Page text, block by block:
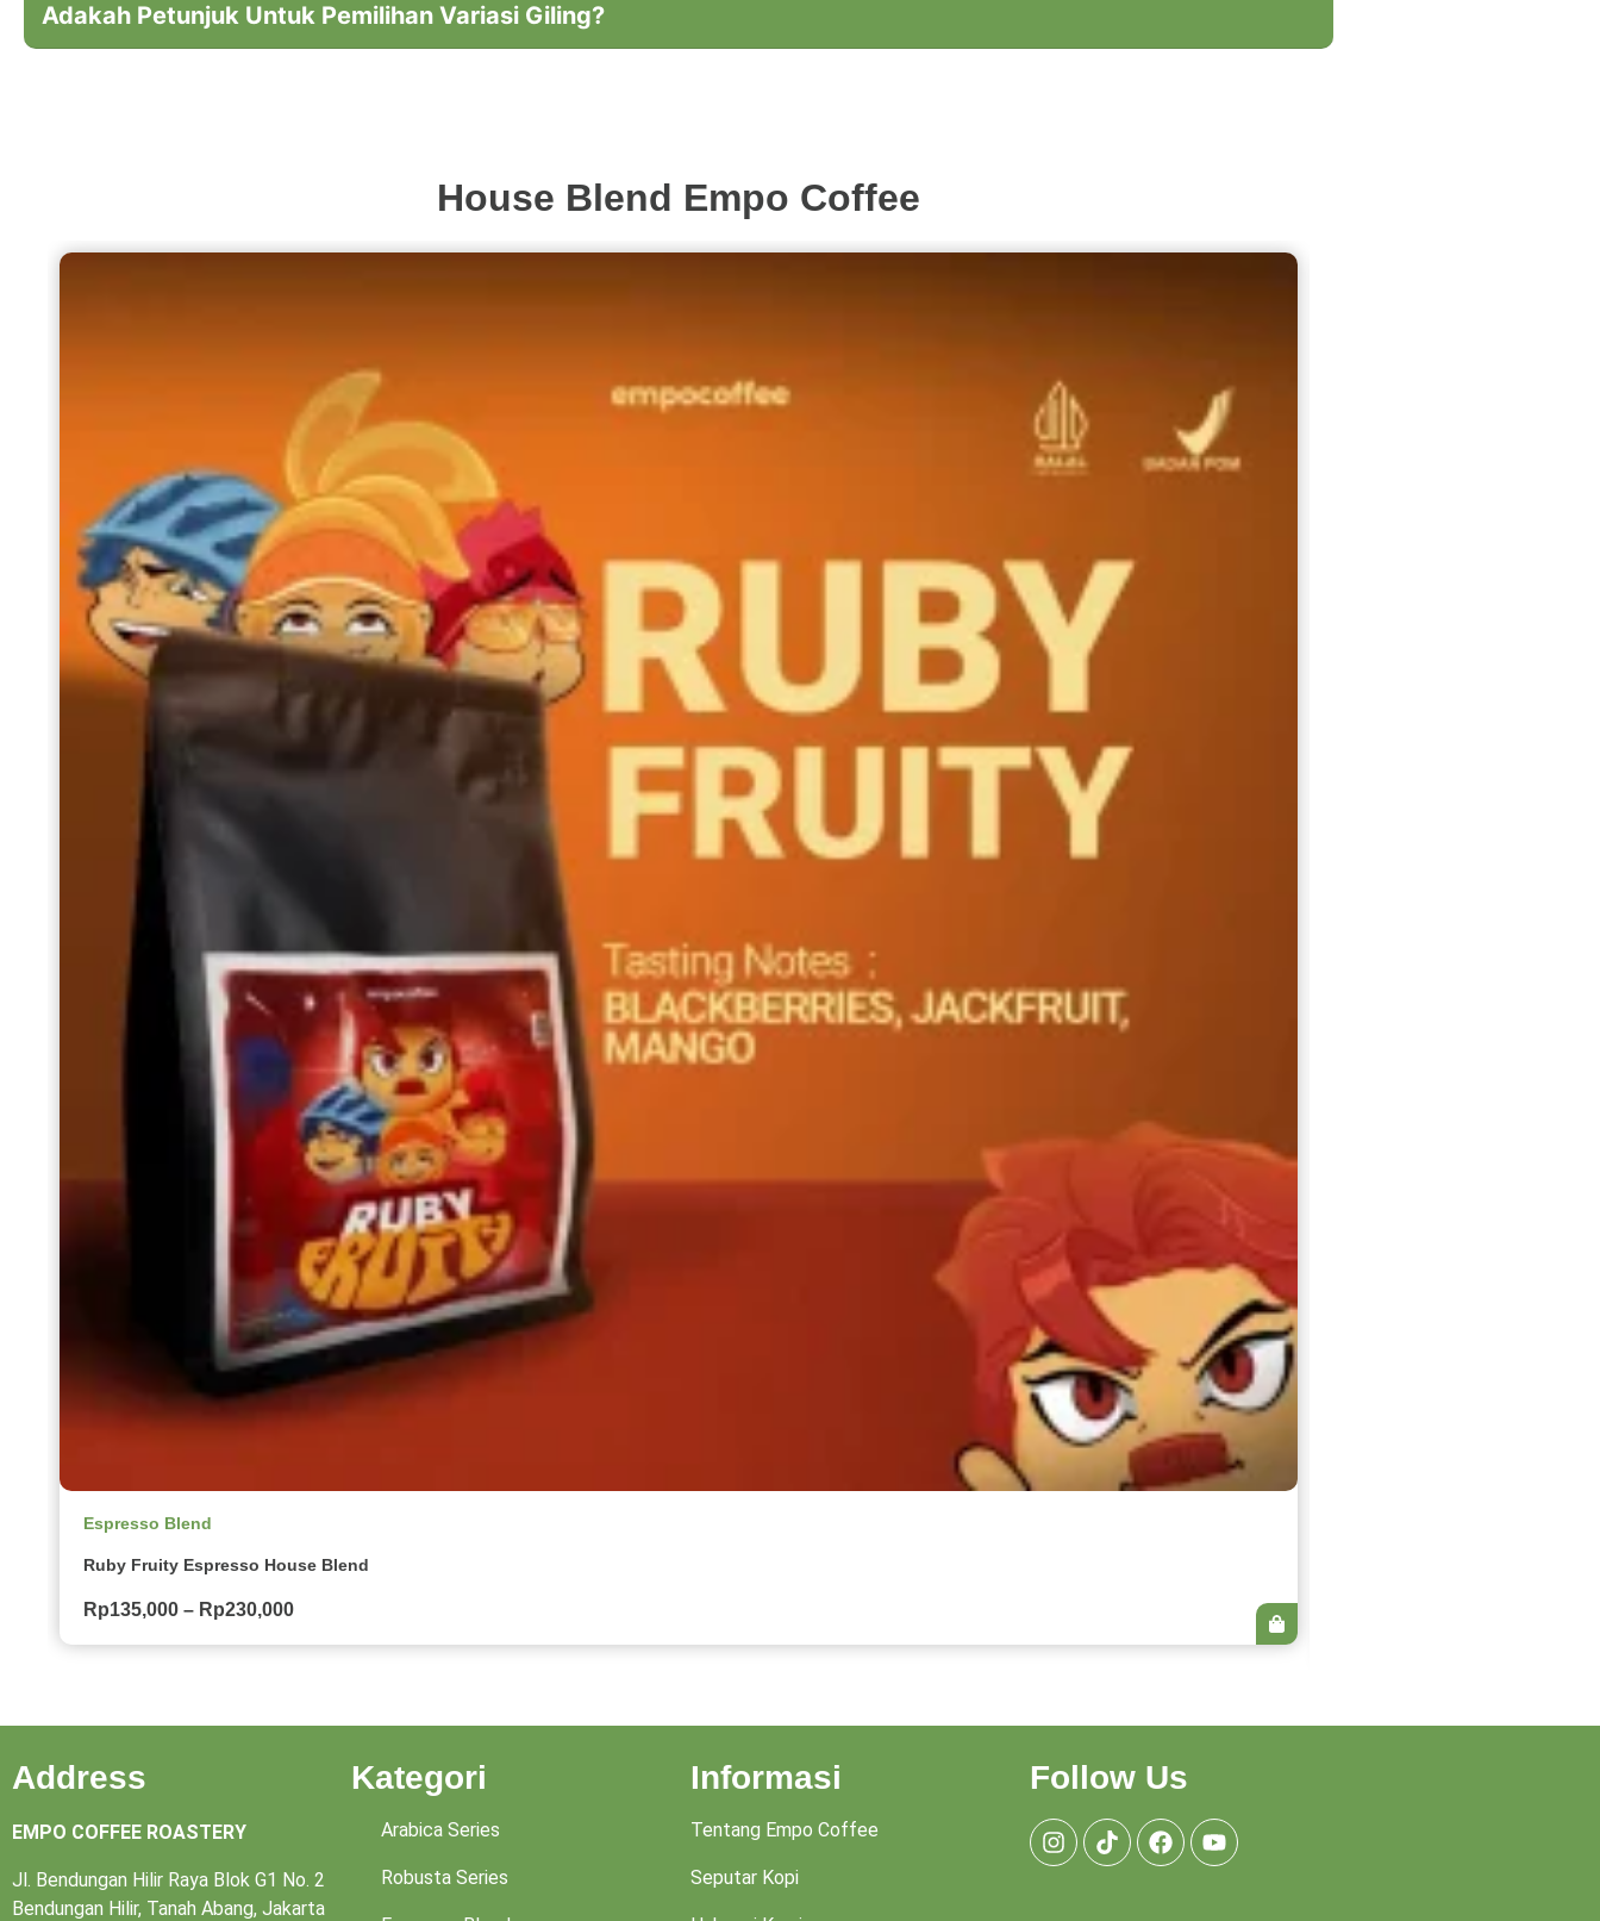
Adakah Petunjuk Untuk Pemilihan Variasi Giling?
House Blend Empo Coffee
Espresso Blend
Ruby Fruity Espresso House Blend
Rp135,000 – Rp230,000
Address
EMPO COFFEE ROASTERY
Jl. Bendungan Hilir Raya Blok G1 No. 2
Bendungan Hilir, Tanah Abang, Jakarta
Kategori
Arabica Series
Robusta Series
Informasi
Tentang Empo Coffee
Seputar Kopi
Follow Us